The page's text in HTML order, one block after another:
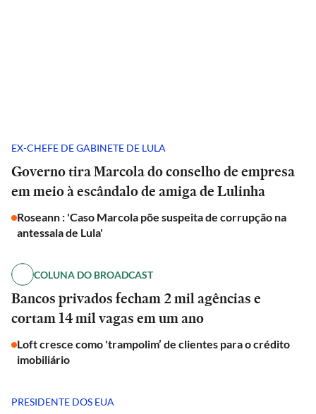
EX-CHEFE DE GABINETE DE LULA
Governo tira Marcola do conselho de empresa
em meio à escândalo de amiga de Lulinha
Roseann : 'Caso Marcola põe suspeita de corrupção na
antessala de Lula'
COLUNA DO BROADCAST
Bancos privados fecham 2 mil agências e
cortam 14 mil vagas em um ano
Loft cresce como 'trampolim’ de clientes para o crédito
imobiliário
PRESIDENTE DOS EUA